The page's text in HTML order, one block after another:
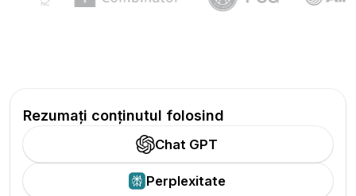
Rezumați conținutul folosind
Chat GPT
Perplexitate